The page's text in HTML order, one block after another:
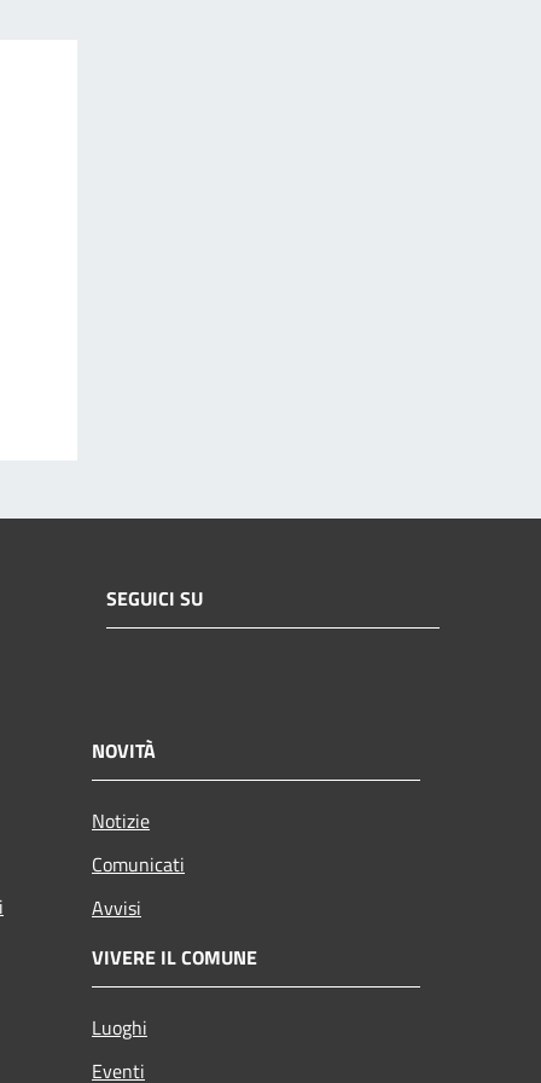
SEGUICI SU
NOVITÀ
Notizie
Comunicati
Avvisi
VIVERE IL COMUNE
Luoghi
Eventi